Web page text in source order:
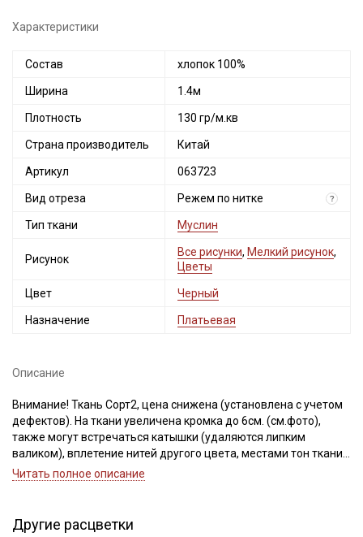
Характеристики
Состав хлопок 100%
Ширина 1.4м
Плотность 130 гр/м.кв
Страна производитель Китай
Артикул 063723
Вид отреза Режем по нитке ?
Тип ткани Муслин
Рисунок
Все рисунки, Мелкий рисунок,
Цветы
Цвет Черный
Назначение Платьевая
Описание
Внимание! Ткань Сорт2, цена снижена (установлена с учетом
дефектов). На ткани увеличена кромка до 6см. (см.фото),
также могут встречаться катышки (удаляются липким
валиком), вплетение нитей другого цвета, местами тон ткани
может быть неравномерный, дефекты вдоль кромки на
Читать полное описание
Другие расцветки